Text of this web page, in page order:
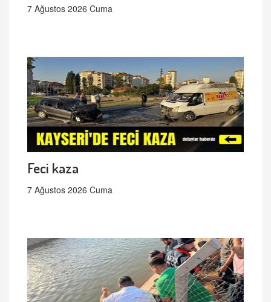
7 Ağustos 2026 Cuma
Feci kaza
7 Ağustos 2026 Cuma